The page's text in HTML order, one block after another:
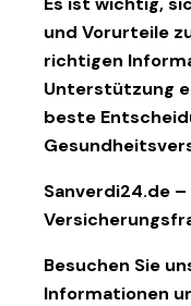
und Vorurteile
richtigen
Unterstützung
beste
Sanverdi24.de
Besuchen Sie
Informationen